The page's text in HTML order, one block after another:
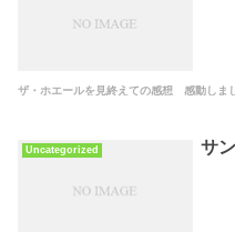
ザ・ホエールを見終えての感想 感動しま
Uncategorized サ